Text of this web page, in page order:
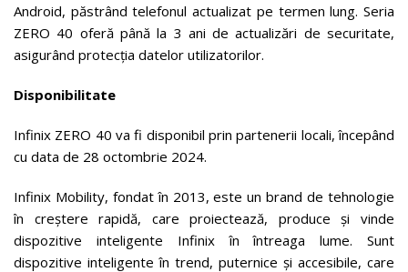
Android, păstrând telefonul actualizat pe termen lung. Seria
ZERO 40 oferă până la 3 ani de actualizări de securitate,
asigurând protecția datelor utilizatorilor.
Disponibilitate
Infinix ZERO 40 va fi disponibil prin partenerii locali, începând
cu data de 28 octombrie 2024.
Infinix Mobility, fondat în 2013, este un brand de tehnologie
în creștere rapidă, care proiectează, produce și vinde
dispozitive inteligente Infinix în întreaga lume. Sunt
dispozitive inteligente în trend, puternice și accesibile, care